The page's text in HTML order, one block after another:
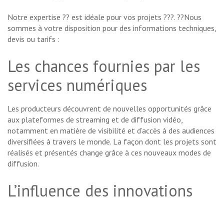
Notre expertise ?? est idéale pour vos projets ???. ??Nous
sommes à votre disposition pour des informations techniques,
devis ou tarifs :
Les chances fournies par les
services numériques
Les producteurs découvrent de nouvelles opportunités grâce
aux plateformes de streaming et de diffusion vidéo,
notamment en matière de visibilité et d’accès à des audiences
diversifiées à travers le monde. La façon dont les projets sont
réalisés et présentés change grâce à ces nouveaux modes de
diffusion.
L’influence des innovations